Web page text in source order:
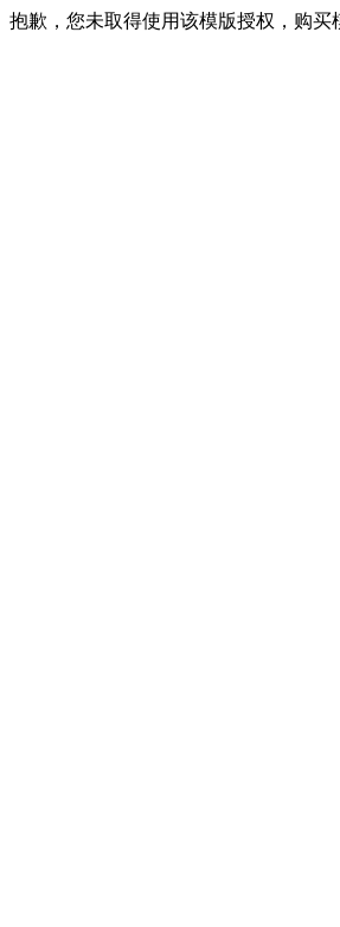
抱歉，您未取得使用该模版授权，购买